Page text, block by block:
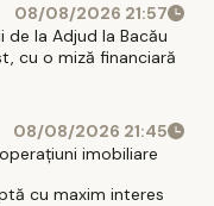
08/08/2026 21:57
la Adjud la Bacău
cu o miză financiară
08/08/2026 21:45
imobiliare
cu maxim interes